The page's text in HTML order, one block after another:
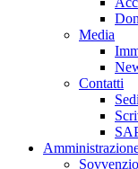
Media
Contatti
Sedi